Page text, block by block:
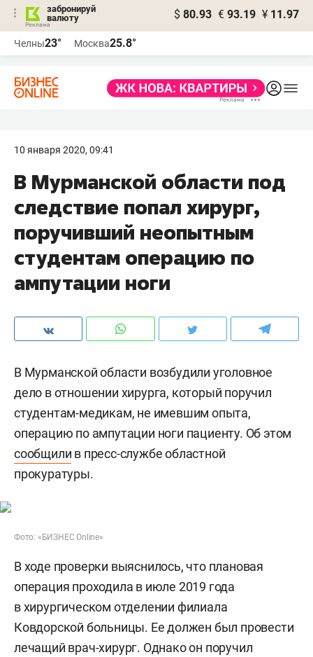
забронируй
валюту
$ 80.93 € 93.19 ¥ 11.97
Челны23° Москва25.8°
10 января 2020, 09:41
В Мурманской области под
следствие попал хирург,
поручивший неопытным
студентам операцию по
ампутации ноги
В Мурманской области возбудили уголовное
дело в отношении хирурга, который поручил
студентам-медикам, не имевшим опыта,
операцию по ампутации ноги пациенту. Об этом
сообщили в пресс-службе областной
прокуратуры.
Фото: «БИЗНЕС Online»
В ходе проверки выяснилось, что плановая
операция проходила в июле 2019 года
в хирургическом отделении филиала
Ковдорской больницы. Ее должен был провести
лечащий врач-хирург. Однако он поручил